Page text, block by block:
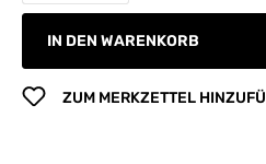
IN DEN WARENKORB
ZUM MERKZETTEL